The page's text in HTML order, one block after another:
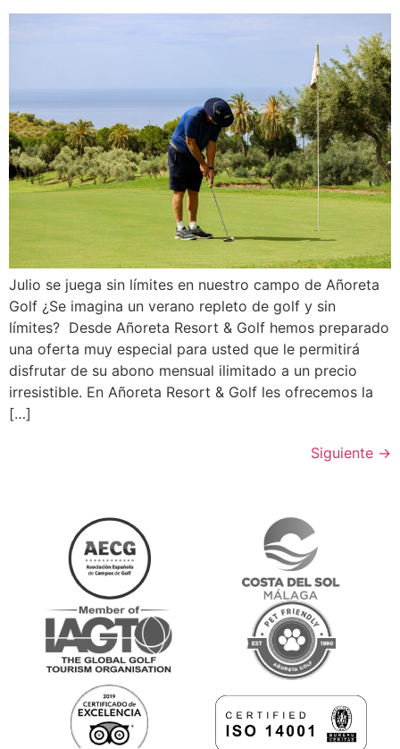
Julio se juega sin límites en nuestro campo de Añoreta
Golf ¿Se imagina un verano repleto de golf y sin
límites? Desde Añoreta Resort & Golf hemos preparado
una oferta muy especial para usted que le permitirá
disfrutar de su abono mensual ilimitado a un precio
irresistible. En Añoreta Resort & Golf les ofrecemos la
[…]
Siguiente →